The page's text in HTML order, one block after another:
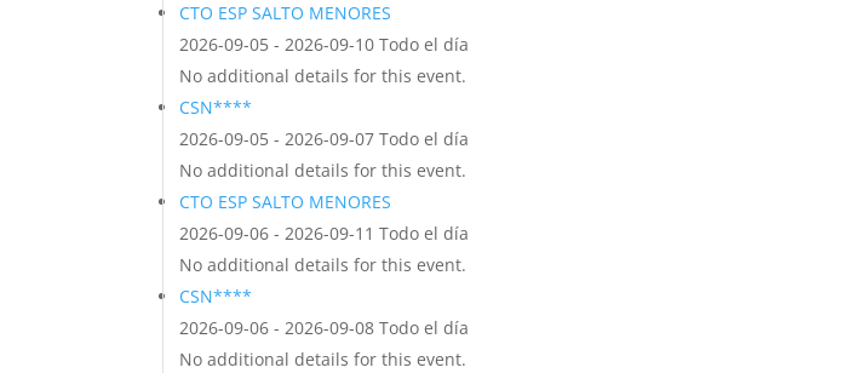
CTO ESP SALTO MENORES
2026-09-05 - 2026-09-10 Todo el día
No additional details for this event.
CSN****
2026-09-05 - 2026-09-07 Todo el día
No additional details for this event.
CTO ESP SALTO MENORES
2026-09-06 - 2026-09-11 Todo el día
No additional details for this event.
CSN****
2026-09-06 - 2026-09-08 Todo el día
No additional details for this event.